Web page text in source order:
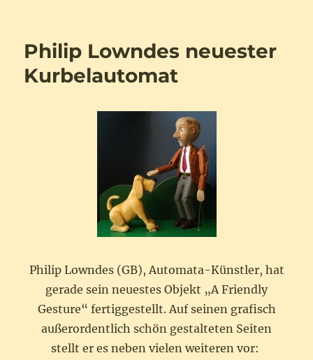
2009
Kinetica
Messe
Philip Lowndes neuester
Kurbelautomat
Philip Lowndes (GB), Automata-Künstler, hat
gerade sein neuestes Objekt „A Friendly
Gesture“ fertiggestellt. Auf seinen grafisch
außerordentlich schön gestalteten Seiten
stellt er es neben vielen weiteren vor: